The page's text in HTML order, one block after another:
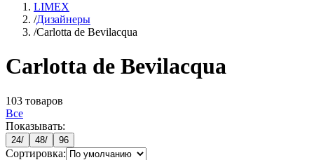
LIMEX
/Дизайнеры
/Carlotta de Bevilacqua
Carlotta de Bevilacqua
103 товаров
Все
Показывать:
24/ 48/ 96
Сортировка: